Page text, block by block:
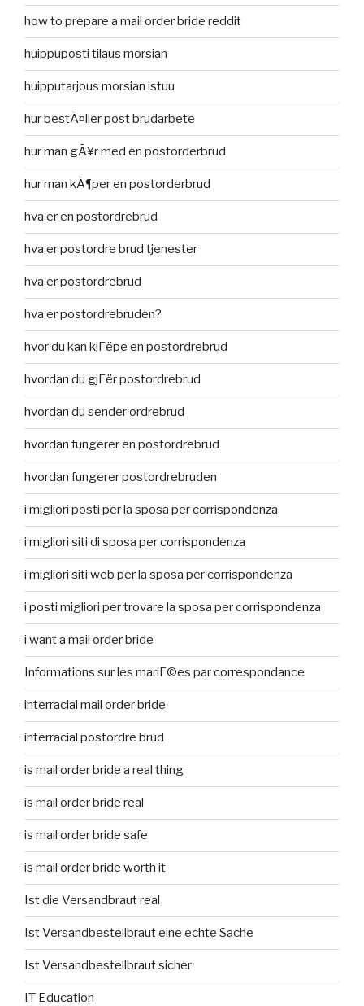
how to prepare a mail order bride reddit
huippuposti tilaus morsian
huipputarjous morsian istuu
hur bestÃ¤ller post brudarbete
hur man gÃ¥r med en postorderbrud
hur man kÃ¶per en postorderbrud
hva er en postordrebrud
hva er postordre brud tjenester
hva er postordrebrud
hva er postordrebruden?
hvor du kan kjГёpe en postordrebrud
hvordan du gjГёr postordrebrud
hvordan du sender ordrebrud
hvordan fungerer en postordrebrud
hvordan fungerer postordrebruden
i migliori posti per la sposa per corrispondenza
i migliori siti di sposa per corrispondenza
i migliori siti web per la sposa per corrispondenza
i posti migliori per trovare la sposa per corrispondenza
i want a mail order bride
Informations sur les mariГ©es par correspondance
interracial mail order bride
interracial postordre brud
is mail order bride a real thing
is mail order bride real
is mail order bride safe
is mail order bride worth it
Ist die Versandbraut real
Ist Versandbestellbraut eine echte Sache
Ist Versandbestellbraut sicher
IT Education